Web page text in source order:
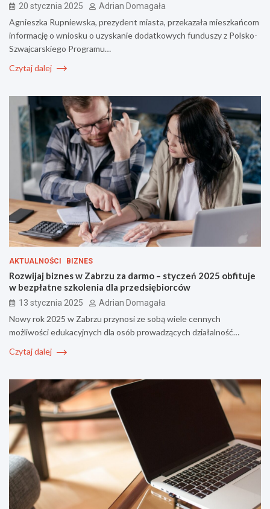
20 stycznia 2025 Adrian Domagała
Agnieszka Rupniewska, prezydent miasta, przekazała mieszkańcom
informację o wniosku o uzyskanie dodatkowych funduszy z Polsko-
Szwajcarskiego Programu…
Czytaj dalej
AKTUALNOŚCI BIZNES
Rozwijaj biznes w Zabrzu za darmo – styczeń 2025 obfituje
w bezpłatne szkolenia dla przedsiębiorców
13 stycznia 2025 Adrian Domagała
Nowy rok 2025 w Zabrzu przynosi ze sobą wiele cennych
możliwości edukacyjnych dla osób prowadzących działalność…
Czytaj dalej